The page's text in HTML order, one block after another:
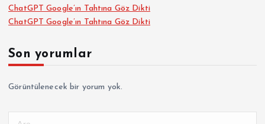
ChatGPT Google’ın Tahtına Göz Dikti
ChatGPT Google’ın Tahtına Göz Dikti
Son yorumlar
Görüntülenecek bir yorum yok.